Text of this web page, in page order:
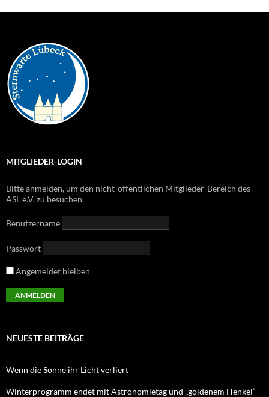
MITGLIEDER-LOGIN
Bitte anmelden, um den nicht-öffentlichen Mitglieder-Bereich des
ASL e.V. zu besuchen.
Benutzername
Passwort
Angemeldet bleiben
NEUESTE BEITRÄGE
Wenn die Sonne ihr Licht verliert
Winterprogramm endet mit Astronomietag und „goldenem Henkel“